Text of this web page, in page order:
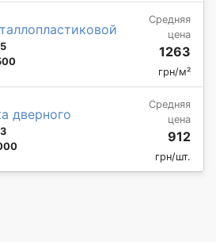
Средняя
цена
1263
грн/м²
дверного
Средняя
цена
912
грн/шт.